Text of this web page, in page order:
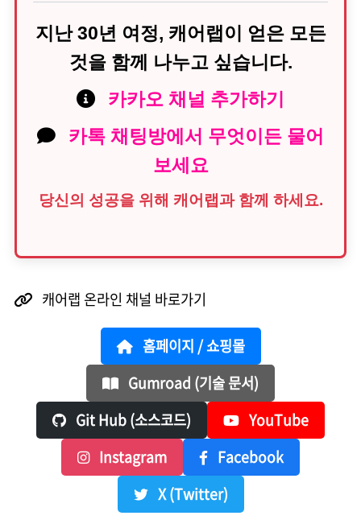
지난 30년 여정, 캐어랩이 얻은 모든
것을 함께 나누고 싶습니다.
카카오 채널 추가하기
카톡 채팅방에서 무엇이든 물어
보세요
당신의 성공을 위해 캐어랩과 함께 하세요.
캐어랩 온라인 채널 바로가기
홈페이지 / 쇼핑몰
Gumroad (기술 문서)
Git Hub (소스코드)
YouTube
Instagram
Facebook
X (Twitter)